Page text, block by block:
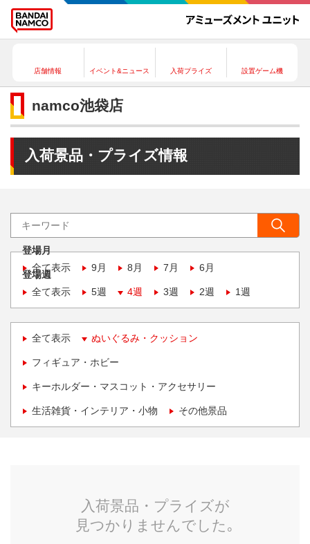
店舗情報 イベント&ニュース 入荷プライズ 設置ゲーム機
namco池袋店
入荷景品・プライズ情報
登場月
全て表示
9月 8月 7月 6月
登場週
全て表示
5週 4週 3週 2週 1週
全て表示 ぬいぐるみ・クッション
フィギュア・ホビー
キーホルダー・マスコット・アクセサリー
生活雑貨・インテリア・小物 その他景品